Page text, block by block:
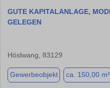
GUTE KAPITALANLAGE,
GELEGEN
Höslwang, 83129
Gewerbeobjekt ca. 150,00 m²